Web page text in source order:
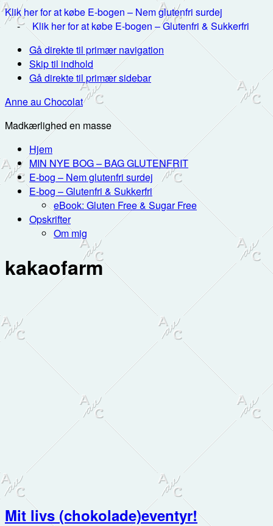
Klik her for at købe E-bogen – Nem glutenfri surdej
- Klik her for at købe E-bogen – Glutenfri & Sukkerfri
Gå direkte til primær navigation
Skip til indhold
Gå direkte til primær sidebar
Anne au Chocolat
Madkærlighed en masse
Hjem
MIN NYE BOG – BAG GLUTENFRIT
E-bog – Nem glutenfri surdej
E-bog – Glutenfri & Sukkerfri
eBook: Gluten Free & Sugar Free
Opskrifter
Om mig
kakaofarm
Mit livs (chokolade)eventyr!